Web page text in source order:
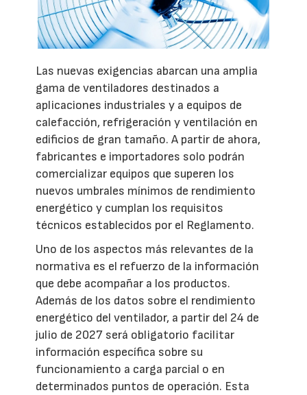
Las nuevas exigencias abarcan una amplia
gama de ventiladores destinados a
aplicaciones industriales y a equipos de
calefacción, refrigeración y ventilación en
edificios de gran tamaño. A partir de ahora,
fabricantes e importadores solo podrán
comercializar equipos que superen los
nuevos umbrales mínimos de rendimiento
energético y cumplan los requisitos
técnicos establecidos por el Reglamento.
Uno de los aspectos más relevantes de la
normativa es el refuerzo de la información
que debe acompañar a los productos.
Además de los datos sobre el rendimiento
energético del ventilador, a partir del 24 de
julio de 2027 será obligatorio facilitar
información específica sobre su
funcionamiento a carga parcial o en
determinados puntos de operación. Esta